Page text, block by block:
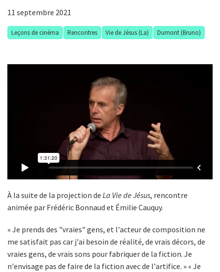
11 septembre 2021
Leçons de cinéma Rencontres Vie de Jésus (La) Dumont (Bruno)
À la suite de la projection de La Vie de Jésus, rencontre
animée par Frédéric Bonnaud et Émilie Cauquy.
« Je prends des "vraies" gens, et l'acteur de composition ne
me satisfait pas car j'ai besoin de réalité, de vrais décors, de
vraies gens, de vrais sons pour fabriquer de la fiction. Je
n'envisage pas de faire de la fiction avec de l'artifice. » « Je